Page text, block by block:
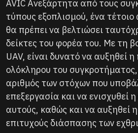
AVIC Ανεξάρτητα από τους
τύπους εξοπλισμού, ένα
θα πρέπει να βελτιώσει
δείκτες του φορέα του. Με τη
UAV, είναι δυνατό να αυξηθεί
ολόκληρου του
αριθμός των στόχων που
επεξεργασία και να ενισχυθεί
αυτούς, καθώς και να αυξηθεί
επιτυχούς διάσπασης των